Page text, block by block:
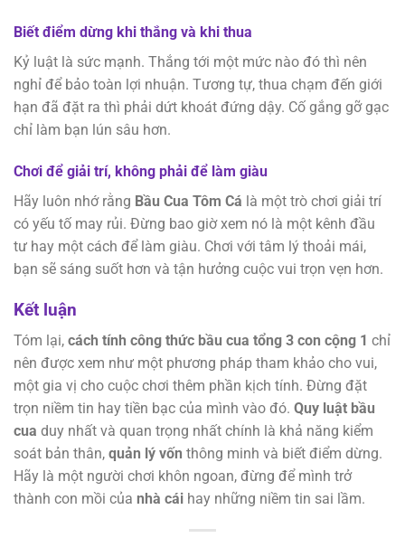
Biết điểm dừng khi thắng và khi thua
Kỷ luật là sức mạnh. Thắng tới một mức nào đó thì nên
nghỉ để bảo toàn lợi nhuận. Tương tự, thua chạm đến giới
hạn đã đặt ra thì phải dứt khoát đứng dậy. Cố gắng gỡ gạc
chỉ làm bạn lún sâu hơn.
Chơi để giải trí, không phải để làm giàu
Hãy luôn nhớ rằng Bầu Cua Tôm Cá là một trò chơi giải trí
có yếu tố may rủi. Đừng bao giờ xem nó là một kênh đầu
tư hay một cách để làm giàu. Chơi với tâm lý thoải mái,
bạn sẽ sáng suốt hơn và tận hưởng cuộc vui trọn vẹn hơn.
Kết luận
Tóm lại, cách tính công thức bầu cua tổng 3 con cộng 1 chỉ
nên được xem như một phương pháp tham khảo cho vui,
một gia vị cho cuộc chơi thêm phần kịch tính. Đừng đặt
trọn niềm tin hay tiền bạc của mình vào đó. Quy luật bầu
cua duy nhất và quan trọng nhất chính là khả năng kiểm
soát bản thân, quản lý vốn thông minh và biết điểm dừng.
Hãy là một người chơi khôn ngoan, đừng để mình trở
thành con mồi của nhà cái hay những niềm tin sai lầm.